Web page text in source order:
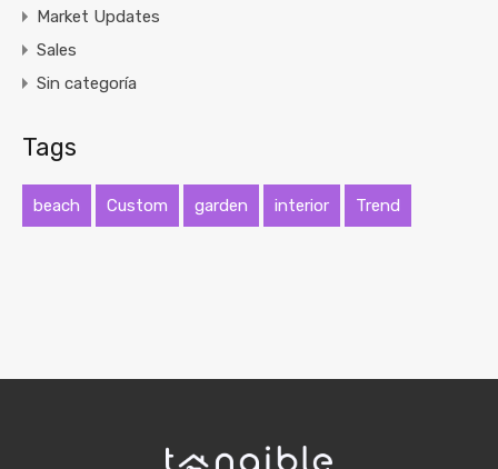
Market Updates
Sales
Sin categoría
Tags
beach Custom garden interior Trend